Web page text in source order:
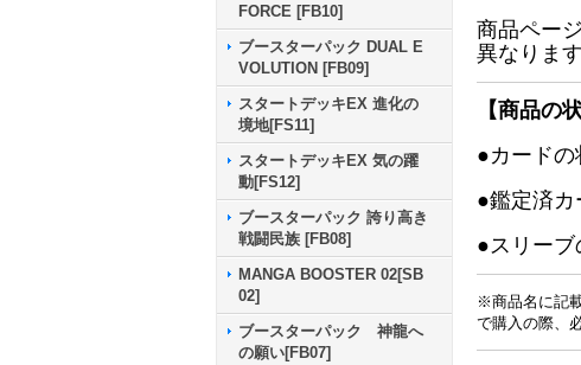
FORCE [FB10]
ブースターパック DUAL E
VOLUTION [FB09]
スタートデッキEX 進化の
境地[FS11]
スタートデッキEX 気の躍
動[FS12]
ブースターパック 誇り高き
戦闘民族 [FB08]
MANGA BOOSTER 02[SB
02]
ブースターパック 神龍へ
の願い[FB07]
商品ペー
異なりま
【商品の
●カードの
●鑑定済カ
●スリーブ
※商品名に記
で購入の際、